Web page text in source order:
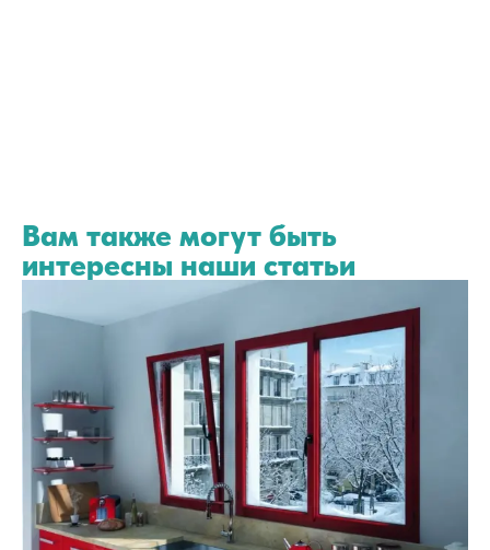
Вам также могут быть
интересны наши статьи